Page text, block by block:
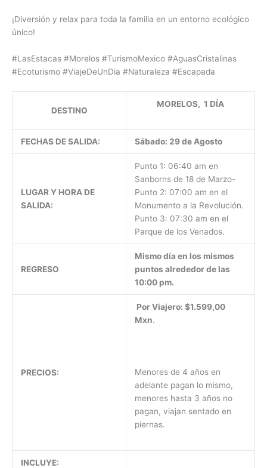
¡Diversión y relax para toda la familia en un entorno ecológico
único!
#LasEstacas #Morelos #TurismoMexico #AguasCristalinas
#Ecoturismo #ViajeDeUnDia #Naturaleza #Escapada
DESTINO
MORELOS, 1 DÍA
FECHAS DE SALIDA: Sábado: 29 de Agosto
LUGAR Y HORA DE
SALIDA:
Punto 1: 06:40 am en
Sanborns de 18 de Marzo-
Punto 2: 07:00 am en el
Monumento a la Revolución.
Punto 3: 07:30 am en el
Parque de los Venados.
REGRESO
Mismo día en los mismos
puntos alrededor de las
10:00 pm.
PRECIOS:
Por Viajero: $1.599,00
Mxn.
Menores de 4 años en
adelante pagan lo mismo,
menores hasta 3 años no
pagan, viajan sentado en
piernas.
INCLUYE: